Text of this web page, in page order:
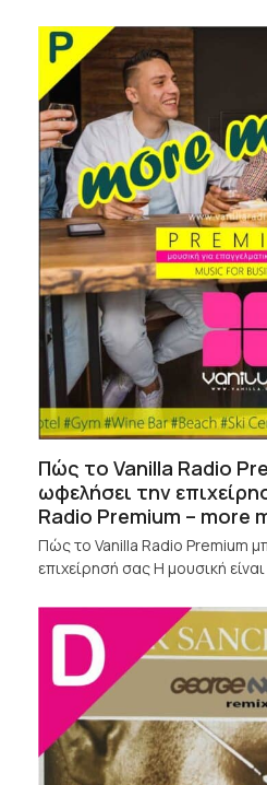
Πώς το Vanilla Radio
ωφελήσει την
Radio Premium – more
Πώς το Vanilla Radio Premium
επιχείρησή σας Η μουσική